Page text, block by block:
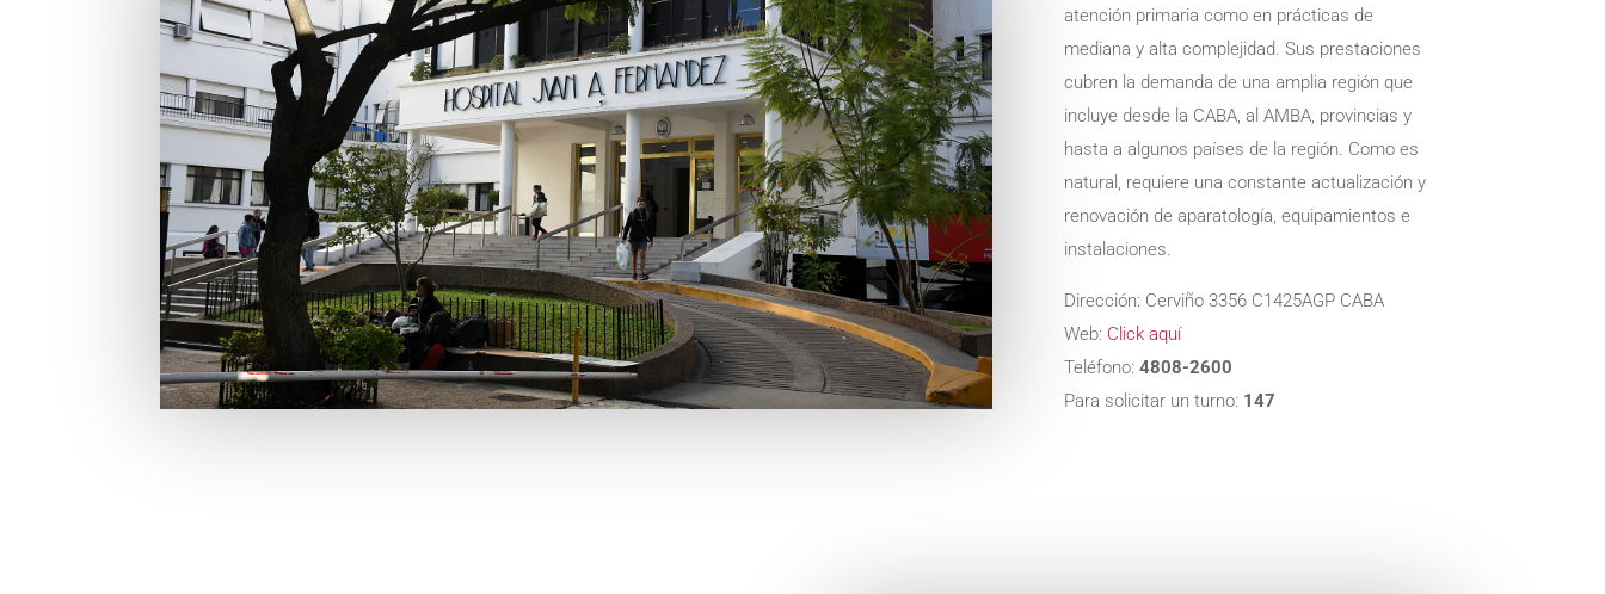
atención primaria como en prácticas de
mediana y alta complejidad. Sus prestaciones
cubren la demanda de una amplia región que
incluye desde la CABA, al AMBA, provincias y
hasta a algunos países de la región. Como es
natural, requiere una constante actualización y
renovación de aparatología, equipamientos e
instalaciones.
Dirección: Cerviño 3356 C1425AGP CABA
Web: Click aquí
Teléfono: 4808-2600
Para solicitar un turno: 147